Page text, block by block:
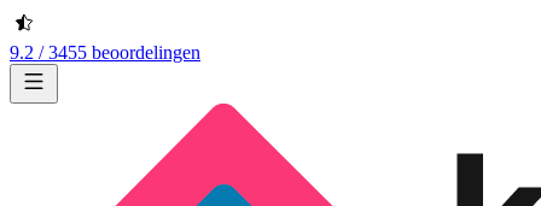
9.2 / 3455 beoordelingen